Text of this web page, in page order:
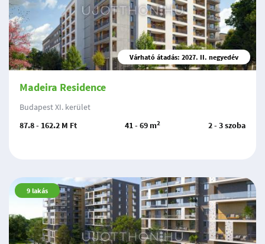
Várható átadás: 2027. II. negyedév
Madeira Residence
Budapest XI. kerület
87.8 - 162.2 M Ft
41 - 69 m2 2 - 3 szoba
9 lakás